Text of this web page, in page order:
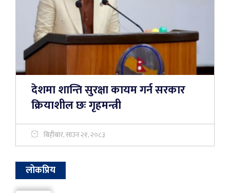
देशमा शान्ति सुरक्षा कायम गर्न सरकार
क्रियाशील छः गृहमन्त्री
बिहीबार, साउन २१, २०८३
लोकप्रिय